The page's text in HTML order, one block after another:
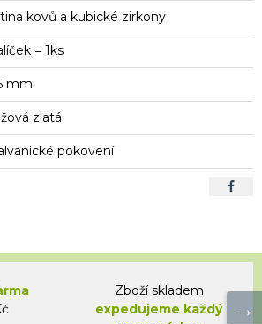
kovů a kubické zirkony
= 1ks
mm
zlatá
pokovení
Zboží skladem
expedujeme každý